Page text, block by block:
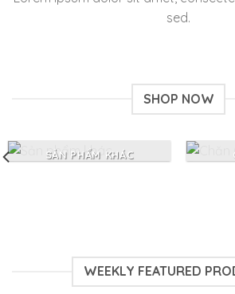
sed.
SHOP NOW
SẢN PHẨM KHÁC
WEEKLY FEATURED